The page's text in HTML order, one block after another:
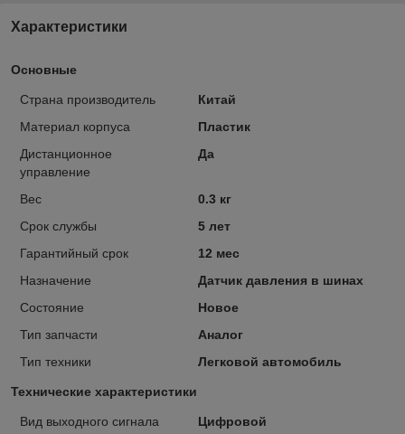
Характеристики
Основные
Страна производитель
Китай
Материал корпуса
Пластик
Дистанционное
управление
Да
Вес
0.3 кг
Срок службы
5 лет
Гарантийный срок
12 мес
Назначение
Датчик давления в шинах
Состояние
Новое
Тип запчасти
Аналог
Тип техники
Легковой автомобиль
Технические характеристики
Вид выходного сигнала Цифровой